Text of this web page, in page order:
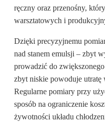
ręczny oraz przenośny,
warsztatowych i
Dzięki precyzyjnemu
nad stanem emulsji – zbyt
prowadzić do
zbyt niskie powoduje utratę
Regularne pomiary przy
sposób na ograniczenie
żywotności układu